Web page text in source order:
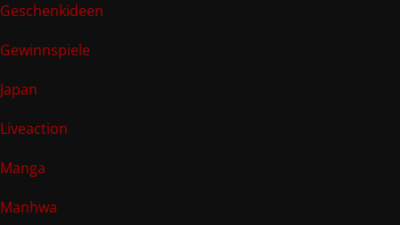
Geschenkideen
Gewinnspiele
Japan
Liveaction
Manga
Manhwa